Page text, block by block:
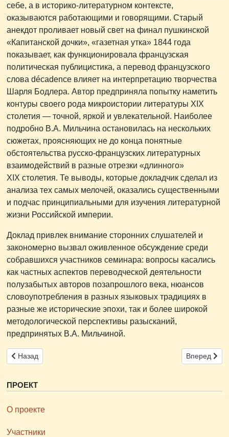
себе, а в историко-литературном контексте,
оказываются работающими и говорящими. Старый
анекдот проливает новый свет на финал пушкинской
«Капитанской дочки», «газетная утка» 1844 года
показывает, как функционировала французская
политическая публицистика, а перевод французского
слова décadence влияет на интерпретацию творчества
Шарля Бодлера. Автор предприняла попытку наметить
контуры своего рода микроистории литературы XIX
столетия — точной, яркой и увлекательной. Наиболее
подробно В.А. Мильчина остановилась на нескольких
сюжетах, проясняющих не до конца понятные
обстоятельства русско-французских литературных
взаимодействий в разные отрезки «длинного»
XIX столетия. Те выводы, которые докладчик сделал из
анализа тех самых мелочей, оказались существенными
и подчас принципиальными для изучения литературной
жизни Российской империи.
Доклад привлек внимание сторонних слушателей и
закономерно вызвал оживленное обсуждение среди
собравшихся участников семинара: вопросы касались
как частных аспектов переводческой деятельности
полузабытых авторов позапрошлого века, нюансов
словоупотребления в разных языковых традициях в
разные же исторические эпохи, так и более широкой
методологической перспективы разысканий,
предпринятых В.А. Мильчиной.
Предыдущий: 16 апреля 2024 г. на филологическом
Назад Следующий:
Вперед
ПРОЕКТ
О проекте
Участники